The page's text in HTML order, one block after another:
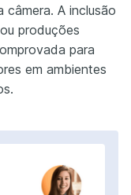
A inclusão
produções
para
em ambientes